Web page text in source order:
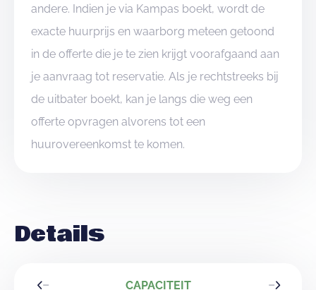
andere. Indien je via Kampas boekt, wordt de
exacte huurprijs en waarborg meteen getoond
in de offerte die je te zien krijgt voorafgaand aan
je aanvraag tot reservatie. Als je rechtstreeks bij
de uitbater boekt, kan je langs die weg een
offerte opvragen alvorens tot een
huurovereenkomst te komen.
Details
CAPACITEIT